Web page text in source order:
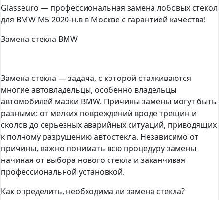
Glasseuro — профессиональная замена лобовых стекол
для BMW M5 2020-н.в в Москве с гарантией качества!
Замена стекла BMW
Замена стекла — задача, с которой сталкиваются
многие автовладельцы, особенно владельцы
автомобилей марки BMW. Причины замены могут быть
разными: от мелких повреждений вроде трещин и
сколов до серьезных аварийных ситуаций, приводящих
к полному разрушению автостекла. Независимо от
причины, важно понимать всю процедуру замены,
начиная от выбора нового стекла и заканчивая
профессиональной установкой.
Как определить, необходима ли замена стекла?